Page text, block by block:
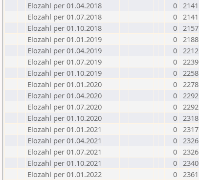
Elozahl per 01.04.2018
0 2141
Elozahl per 01.07.2018
0 2141
Elozahl per 01.10.2018
0 2157
Elozahl per 01.01.2019
0 2188
Elozahl per 01.04.2019
0 2212
Elozahl per 01.07.2019
0 2239
Elozahl per 01.10.2019
0 2258
Elozahl per 01.01.2020
0 2278
Elozahl per 01.04.2020
0 2292
Elozahl per 01.07.2020
0 2292
Elozahl per 01.10.2020
0 2318
Elozahl per 01.01.2021
0 2317
Elozahl per 01.04.2021
0 2326
Elozahl per 01.07.2021
0 2326
Elozahl per 01.10.2021
0 2340
Elozahl per 01.01.2022
0 2361